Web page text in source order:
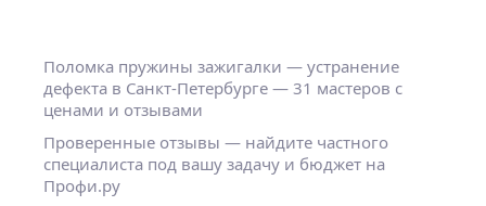
Поломка пружины зажигалки — устранение
дефекта в Санкт-Петербурге — 31 мастеров с
ценами и отзывами
Проверенные отзывы — найдите частного
специалиста под вашу задачу и бюджет на
Профи.ру